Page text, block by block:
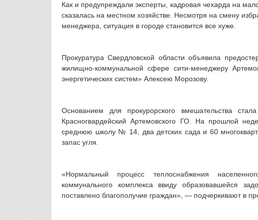
Как и предупреждали эксперты, кадровая чехарда на
сказалась на местном хозяйстве. Несмотря на смену
менеджера, ситуация в городе становится все хуже.
Прокуратура Свердловской области объявила
жилищно-коммунальной сфере сити-менеджеру
энергетических систем» Алексею Морозову.
Основанием для прокурорского вмешательства
Красногвардейский Артемовского ГО. На прошлой
среднюю школу № 14, два детских сада и 60
запас угля.
«Нормальный процесс теплоснабжения
коммунального комплекса ввиду образовавшейся
поставлено благополучие граждан», — подчеркивают в